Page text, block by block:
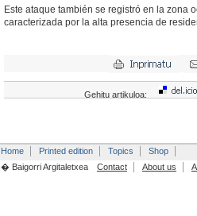
Este ataque también se registró en la zona
caracterizada por la alta presencia de
Gehitu artikuloa:
Home Printed edition Topics
Shop
� Baigorri Argitaletxea
Contact About us